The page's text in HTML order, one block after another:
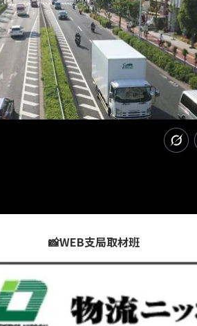
📸WEB支局取材班